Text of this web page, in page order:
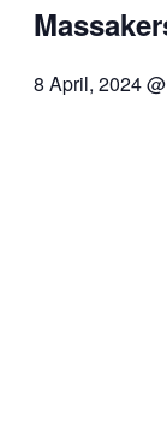
8 April, 2024